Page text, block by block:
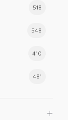
518
548
410
481